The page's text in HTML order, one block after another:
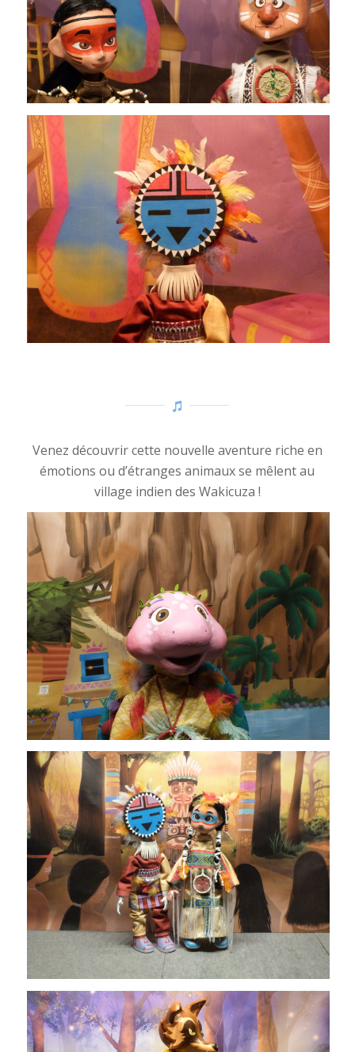
Venez découvrir cette nouvelle aventure riche en
émotions ou d’étranges animaux se mêlent au
village indien des Wakicuza !